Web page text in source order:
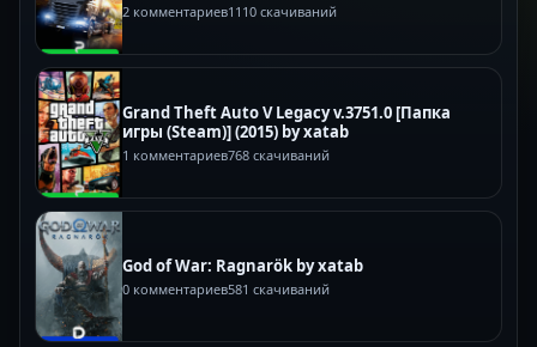
2 комментариев1110 скачиваний
Grand Theft Auto V Legacy v.3751.0 [Папка
игры (Steam)] (2015) by xatab
1 комментариев768 скачиваний
God of War: Ragnarök by xatab
0 комментариев581 скачиваний